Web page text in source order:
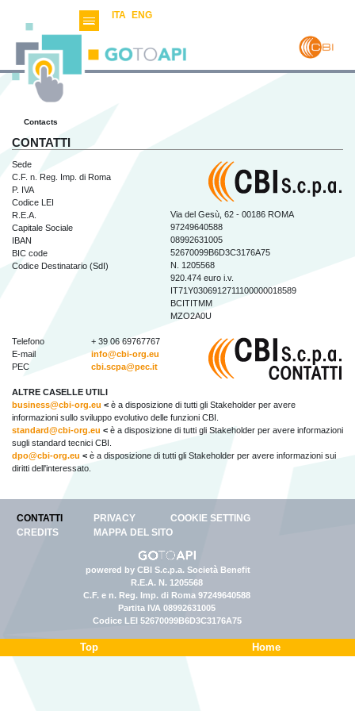
ITA ENG
Contacts
CONTATTI
Sede
C.F. n. Reg. Imp. di Roma
P. IVA
Codice LEI
R.E.A.
Capitale Sociale
IBAN
BIC code
Codice Destinatario (SdI)
Via del Gesù, 62 - 00186 ROMA
97249640588
08992631005
52670099B6D3C3176A75
N. 1205568
920.474 euro i.v.
IT71Y0306912711100000018589
BCITITMM
MZO2A0U
Telefono
E-mail
PEC
+ 39 06 69767767
info@cbi-org.eu
cbi.scpa@pec.it
ALTRE CASELLE UTILI
business@cbi-org.eu < è a disposizione di tutti gli Stakeholder per avere
informazioni sullo sviluppo evolutivo delle funzioni CBI.
standard@cbi-org.eu < è a disposizione di tutti gli Stakeholder per avere informazioni
sugli standard tecnici CBI.
dpo@cbi-org.eu < è a disposizione di tutti gli Stakeholder per avere informazioni sui
diritti dell'interessato.
CONTATTI PRIVACY
COOKIE SETTING
CREDITS
MAPPA DEL SITO
powered by CBI S.c.p.a. Società Benefit
R.E.A. N. 1205568
C.F. e n. Reg. Imp. di Roma 97249640588
Partita IVA 08992631005
Codice LEI 52670099B6D3C3176A75
Top Home